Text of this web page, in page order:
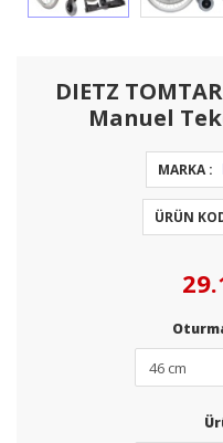
DIETZ
Manuel
MARKA :
ÜRÜN